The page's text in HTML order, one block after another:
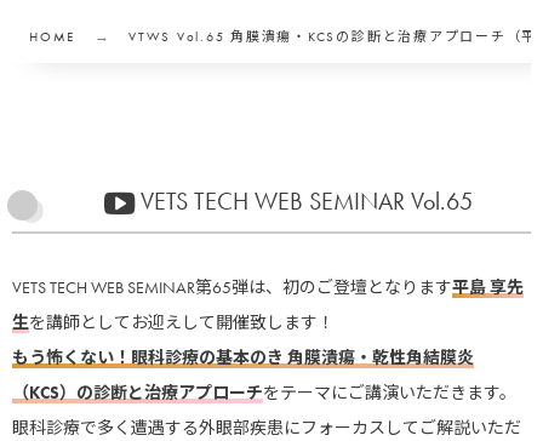
HOME VTWS Vol.65 角膜潰瘍・KCSの診断と治療アプローチ（平
VETS TECH WEB SEMINAR Vol.65
VETS TECH WEB SEMINAR第65弾は、初のご登壇となります平島 享先
生を講師としてお迎えして開催致します！
もう怖くない！眼科診療の基本のき 角膜潰瘍・乾性角結膜炎
（KCS）の診断と治療アプローチをテーマにご講演いただきます。
眼科診療で多く遭遇する外眼部疾患にフォーカスしてご解説いただ